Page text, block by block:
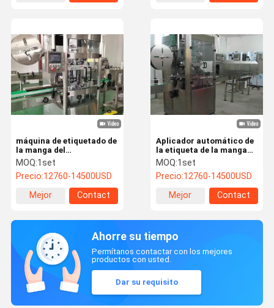
máquina de etiquetado de
la manga del
encogimiento de los 2m
380V máquina
automática del aplicador
de la manga del
encogimiento
MOQ:1set
Precio:12760-14500USD
Mejor
Contact
Aplicador automático de
la etiqueta de la manga
del estiramiento de la
máquina 380V de Gray Ss
que envuelve 304
MOQ:1set
Precio:12760-14500USD
Mejor
Contact
Ahorre su tiempo
Permítanos contactar con los mejores
productos con usted.
Dar su requisito